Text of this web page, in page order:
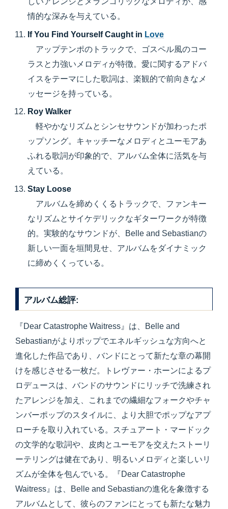
情的な深みを与えている。
If You Find Yourself Caught in Love
アップテンポのトラックで、ゴスペル風のコー
ラスと力強いメロディが特徴。愛に関するアドバ
イスをテーマにした歌詞は、楽観的で前向きなメ
ッセージを持っている。
Roy Walker
軽やかなリズムとシンセサウンドが加わったポ
ップソング。キャッチーなメロディとユーモアあ
ふれる歌詞が印象的で、アルバム全体に活気を与
えている。
Stay Loose
アルバムを締めくくるトラックで、ファンキー
なリズムとサイケデリックなギターワークが特徴
的。実験的なサウンドが、Belle and Sebastianの
新しい一面を垣間見せ、アルバムをダイナミック
に締めくくっている。
アルバム総評:
『Dear Catastrophe Waitress』は、Belle and
Sebastianがよりポップでエネルギッシュな方向へと
進化した作品であり、バンドにとって新たな章の幕開
けを感じさせる一枚だ。トレヴァー・ホーンによるプ
ロデュースは、バンドのサウンドにリッチで洗練され
たアレンジを加え、これまでの繊細なフォークやチャ
ンバーポップのスタイルに、より大胆でポップなアプ
ローチを取り入れている。スチュアート・マードック
の文学的な歌詞や、皮肉とユーモアを交えたストーリ
ーテリングは健在であり、明るいメロディと楽しいリ
ズムが全体を包んでいる。『Dear Catastrophe
Waitress』は、Belle and Sebastianの進化を象徴する
アルバムとして、彼らのファンにとっても新たな魅力